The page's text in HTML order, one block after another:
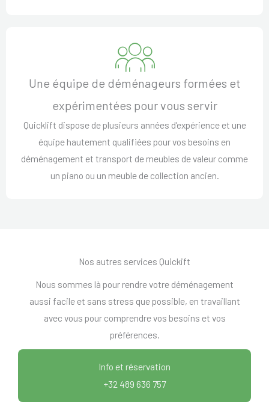
Une équipe de déménageurs formées et
expérimentées pour vous servir
Quicklift dispose de plusieurs années d'expérience et une
équipe hautement qualifiées pour vos besoins en
déménagement et transport de meubles de valeur comme
un piano ou un meuble de collection ancien.
Nos autres services Quickift
Nous sommes là pour rendre votre déménagement
aussi facile et sans stress que possible, en travaillant
avec vous pour comprendre vos besoins et vos
préférences.
Info et réservation
+32 489 636 757